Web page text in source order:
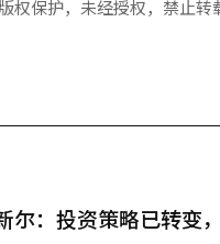
权保护，未经授权，禁止转
尔：投资策略已转变